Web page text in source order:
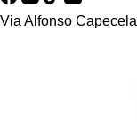
Via Alfonso